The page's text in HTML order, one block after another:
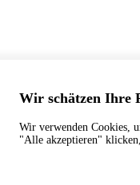
Wir schätzen Ihre
Wir verwenden Cookies,
"Alle akzeptieren"